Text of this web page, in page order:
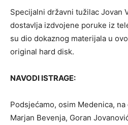
Specijalni državni tužilac Jovan
dostavlja izdvojene poruke iz
su dio dokaznog materijala u
original hard disk.
NAVODI ISTRAGE:
Podsjećamo, osim Medenica,
Marjan Bevenja, Goran